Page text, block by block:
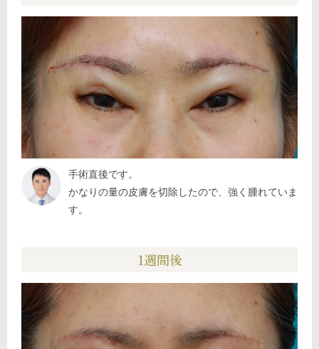
手術直後です。
かなりの量の皮膚を切除したので、強く腫れていま
す。
1週間後